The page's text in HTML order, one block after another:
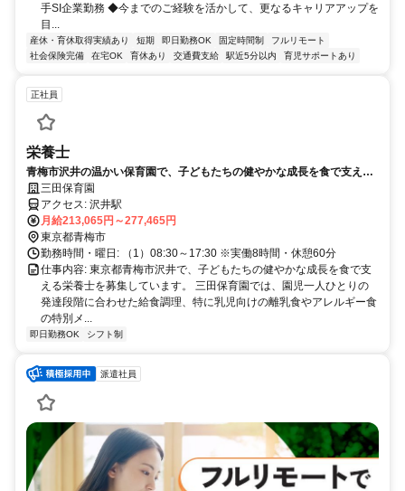
手SI企業勤務 ◆今までのご経験を活かして、更なるキャリアアップを
目...
産休・育休取得実績あり 短期 即日勤務OK 固定時間制
フルリモート
社会保険完備
在宅OK 育休あり 交通費支給 駅近5分以内 育児サポートあり
正社員
栄養士
青梅市沢井の温かい保育園で、子どもたちの健やかな成長を食で支える
栄養士募集。経験を活かして活躍いただけます。
三田保育園
アクセス: 沢井駅
月給213,065円～277,465円
東京都青梅市
勤務時間・曜日: （1）08:30～17:30 ※実働8時間・休憩60分
仕事内容: 東京都青梅市沢井で、子どもたちの健やかな成長を食で支
える栄養士を募集しています。 三田保育園では、園児一人ひとりの
発達段階に合わせた給食調理、特に乳児向けの離乳食やアレルギー食
の特別メ...
即日勤務OK シフト制
派遣社員